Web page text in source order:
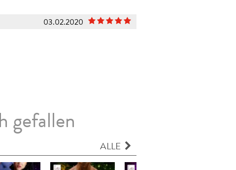
03.02.2020
gefallen
ALLE